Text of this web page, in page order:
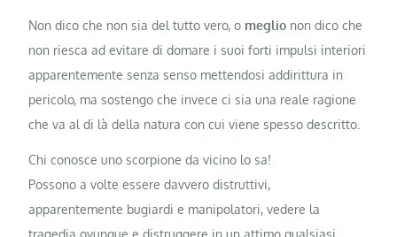
Non dico che non sia del tutto vero, o meglio non dico che
non riesca ad evitare di domare i suoi forti impulsi interiori
apparentemente senza senso mettendosi addirittura in
pericolo, ma sostengo che invece ci sia una reale ragione
che va al di là della natura con cui viene spesso descritto.
Chi conosce uno scorpione da vicino lo sa!
Possono a volte essere davvero distruttivi,
apparentemente bugiardi e manipolatori, vedere la
tragedia ovunque e distruggere in un attimo qualsiasi